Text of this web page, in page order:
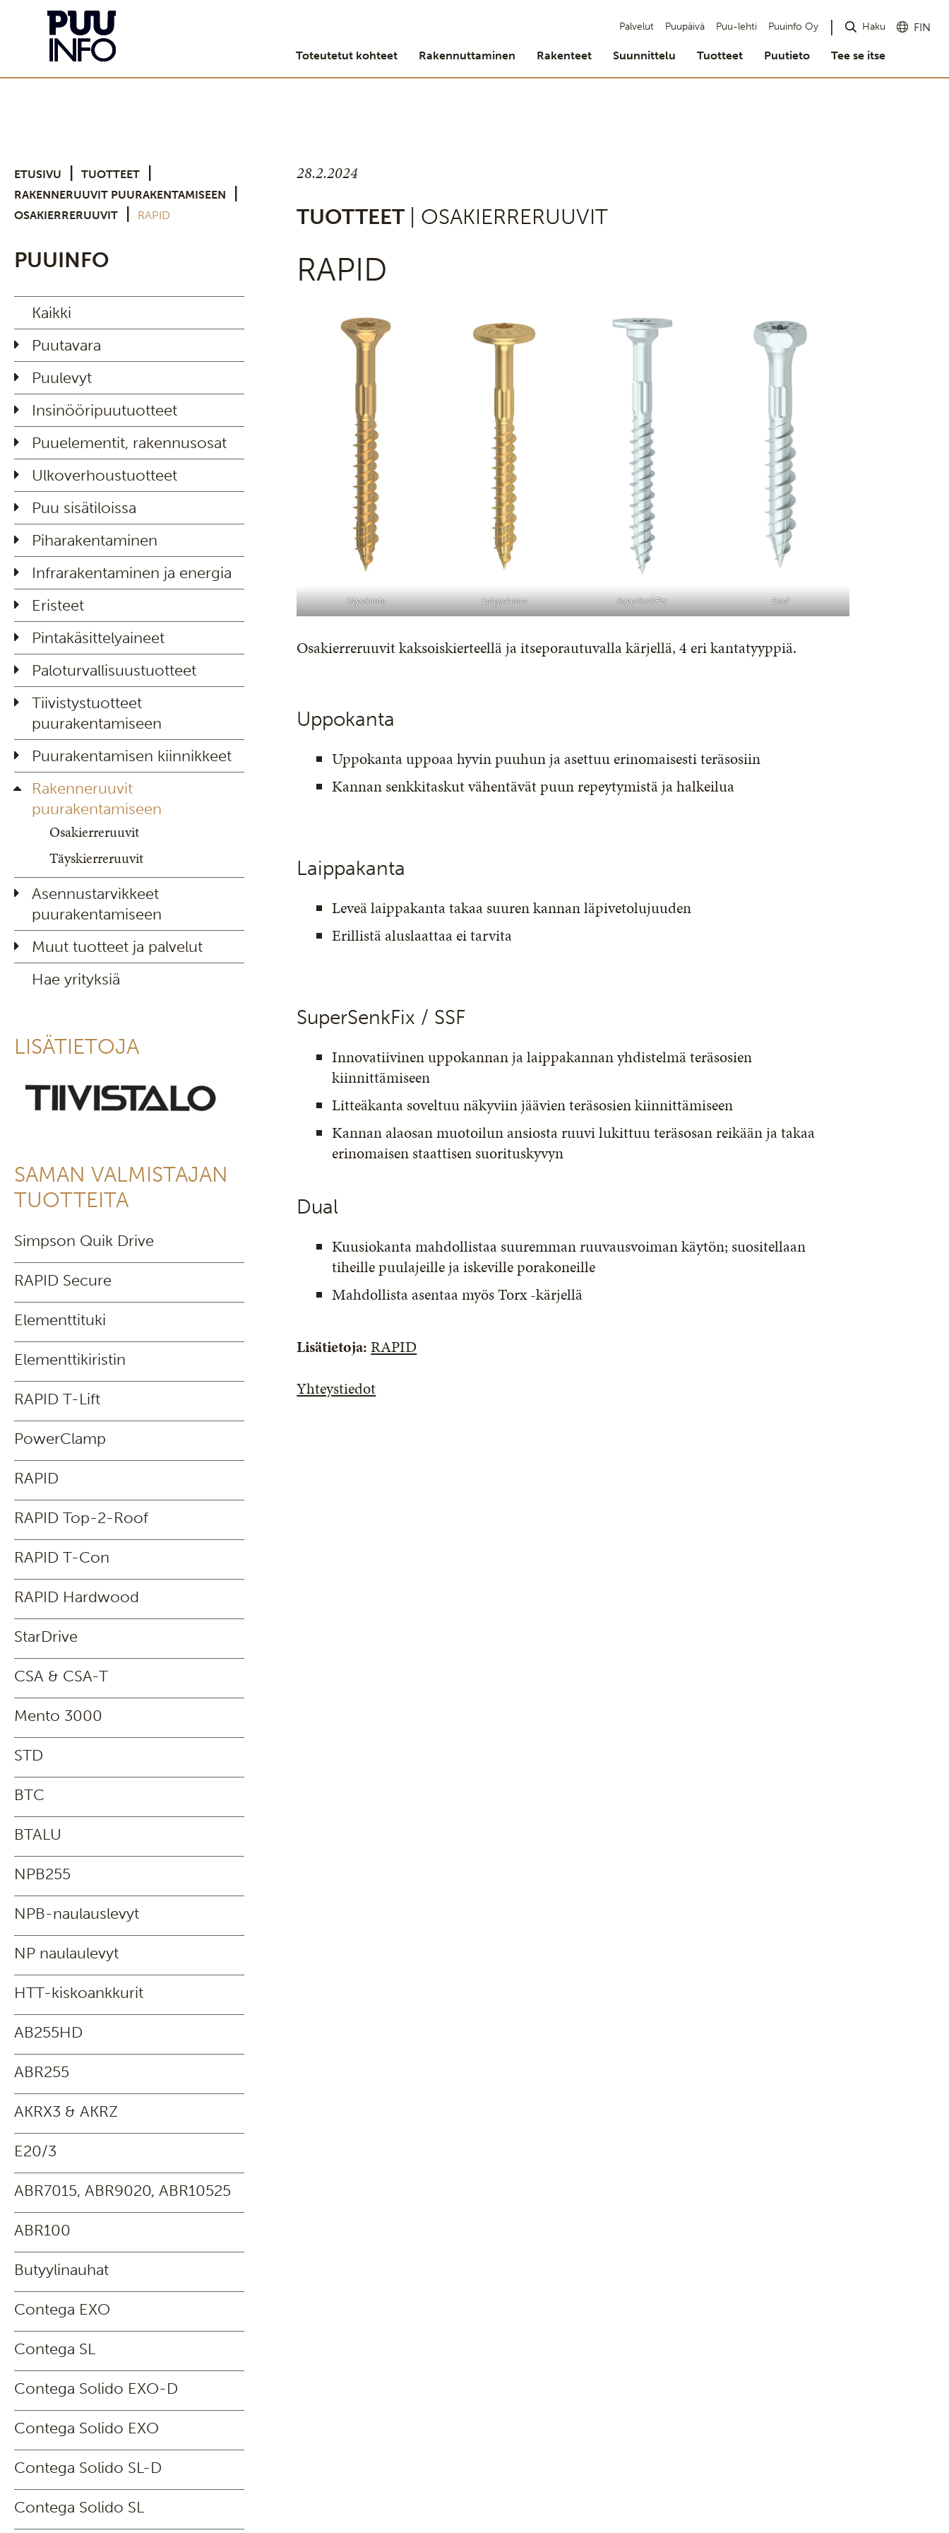
Palvelut Puupäivä Puu-lehti Puuinfo Oy Haku FIN
Toteutetut kohteet Rakennuttaminen Rakenteet Suunnittelu Tuotteet Puutieto Tee se itse
ETUSIVU TUOTTEET
RAKENNERUUVIT PUURAKENTAMISEEN
OSAKIERRERUUVIT RAPID
PUUINFO
Kaikki
Puutavara
Puulevyt
Insinööripuutuotteet
Puuelementit, rakennusosat
Ulkoverhoustuotteet
Puu sisätiloissa
Piharakentaminen
Infrarakentaminen ja energia
Eristeet
Pintakäsittelyaineet
Paloturvallisuustuotteet
Tiivistystuotteet
puurakentamiseen
Puurakentamisen kiinnikkeet
Rakenneruuvit
puurakentamiseen
Osakierreruuvit
Täyskierreruuvit
Asennustarvikkeet
puurakentamiseen
Muut tuotteet ja palvelut
Hae yrityksiä
LISÄTIETOJA
SAMAN VALMISTAJAN
TUOTTEITA
Simpson Quik Drive
RAPID Secure
Elementtituki
Elementtikiristin
RAPID T-Lift
PowerClamp
RAPID
RAPID Top-2-Roof
RAPID T-Con
RAPID Hardwood
StarDrive
CSA & CSA-T
Mento 3000
STD
BTC
BTALU
NPB255
NPB-naulauslevyt
NP naulaulevyt
HTT-kiskoankkurit
AB255HD
ABR255
AKRX3 & AKRZ
E20/3
ABR7015, ABR9020, ABR10525
ABR100
Butyylinauhat
Contega EXO
Contega SL
Contega Solido EXO-D
Contega Solido EXO
Contega Solido SL-D
Contega Solido SL
28.2.2024
TUOTTEET | OSAKIERRERUUVIT
RAPID
Uppokanta Laippakanta SuperSenkFix Dual
Osakierreruuvit kaksoiskierteellä ja itseporautuvalla kärjellä, 4 eri kantatyyppiä.
Uppokanta
Uppokanta uppoaa hyvin puuhun ja asettuu erinomaisesti teräsosiin
Kannan senkkitaskut vähentävät puun repeytymistä ja halkeilua
Laippakanta
Leveä laippakanta takaa suuren kannan läpivetolujuuden
Erillistä aluslaattaa ei tarvita
SuperSenkFix / SSF
Innovatiivinen uppokannan ja laippakannan yhdistelmä teräsosien
kiinnittämiseen
Litteäkanta soveltuu näkyviin jäävien teräsosien kiinnittämiseen
Kannan alaosan muotoilun ansiosta ruuvi lukittuu teräsosan reikään ja takaa
erinomaisen staattisen suorituskyvyn
Dual
Kuusiokanta mahdollistaa suuremman ruuvausvoiman käytön; suositellaan
tiheille puulajeille ja iskeville porakoneille
Mahdollista asentaa myös Torx -kärjellä
Lisätietoja: RAPID
Yhteystiedot